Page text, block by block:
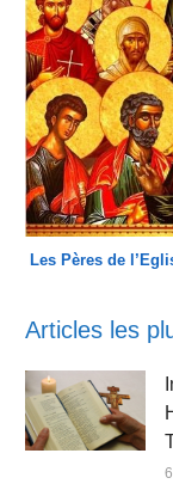
Les Pères de
Articles les